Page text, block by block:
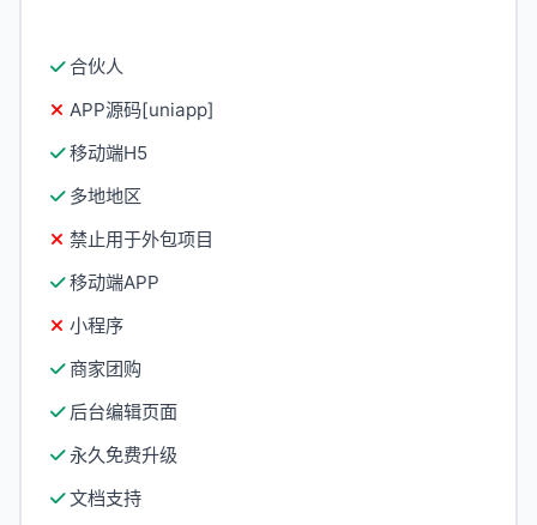
合伙人
APP源码[uniapp]
移动端H5
多地地区
禁止用于外包项目
移动端APP
小程序
商家团购
后台编辑页面
永久免费升级
文档支持